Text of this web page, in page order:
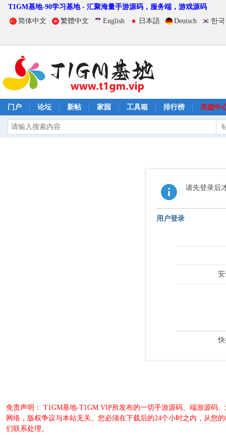
T1GM基地-90学习基地 - 汇聚海量手游源码，服务端，游戏源码
简体中文
繁體中文 English 日本語 Deutsch 한
门户 论坛 新帖 家园 工具箱 排行榜 充值中
请先登录后
用户登录
免责声明： T1GM基地-T1GM.VIP所发布的一切手游源码、端游源码
网络，版权争议与本站无关。您必须在下载后的24个小时之内，从您
们联系处理。